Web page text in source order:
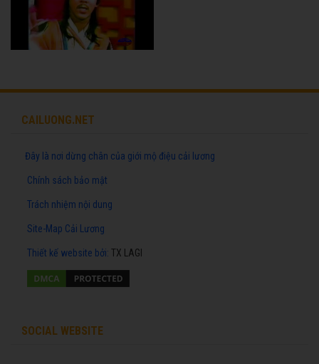
CAILUONG.NET
Đây là nơi dừng chân của giới mộ điệu cải lương
Chính sách bảo mật
Trách nhiệm nội dung
Site-Map Cải Lương
Thiết kế website bởi: TX LAGI
SOCIAL WEBSITE